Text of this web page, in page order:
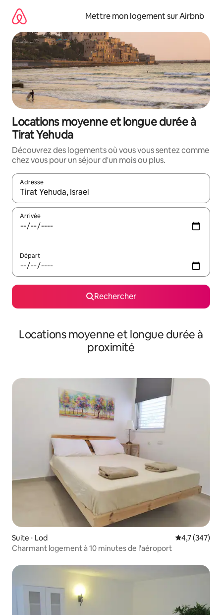
directement
contenu
Mettre mon logement sur Airbnb
Locations moyenne et longue durée à
Tirat Yehuda
Découvrez des logements où vous vous sentez comme
chez vous pour un séjour d'un mois ou plus.
Adresse
Lorsque les résultats s'affichent, utilisez les flèches vers le
Arrivée
Départ
Rechercher
Locations moyenne et longue durée à
proximité
Suite ⋅ Lod Évaluation
4,7 (347)
Charmant logement à 10 minutes de l'aéroport